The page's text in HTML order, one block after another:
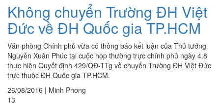
Không chuyển Trường ĐH Việt
Đức về ĐH Quốc gia TP.HCM
Văn phòng Chính phủ vừa có thông báo kết luận của Thủ tướng
Nguyễn Xuân Phúc tại cuộc họp thường trực chính phủ ngày 4.8
thực hiện Quyết định 429/QĐ-TTg về chuyển Trường ĐH Việt Đức
trực thuộc ĐH Quốc gia TP.HCM.
26/08/2016 | Minh Phong
13